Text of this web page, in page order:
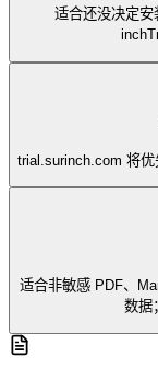
适合还没决定安
trial.surinch.com 将优
适合非敏感 PDF、
数据